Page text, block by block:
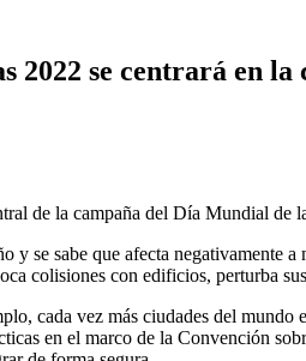
se centrará en
de la campaña del Día Mundial de
se sabe que afecta negativamente
colisiones con edificios, perturba
cada vez más ciudades del
en el marco de la Convención